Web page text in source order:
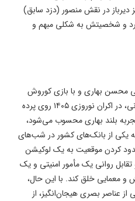
دیرباز در نقش منصور (دزد سابق)
و شخصیتش به شکلی مبهم و
محسن بهاری و با بازی کوروش
تهامی، آرمین رحیمیان و شبنم قربانی، در اکران نوروزی ۱۴۰۵ روی پرده
بلند بهاری محسوب می‌شود،
یکی از بانک‌های کشور در شب‌های
کردن موقعیت به یک لوکیشن
روانی یک مأمور امنیتی و یک
معمایی خلق کند. با این حال،
از عناصر بصری هیجان‌انگیز، از